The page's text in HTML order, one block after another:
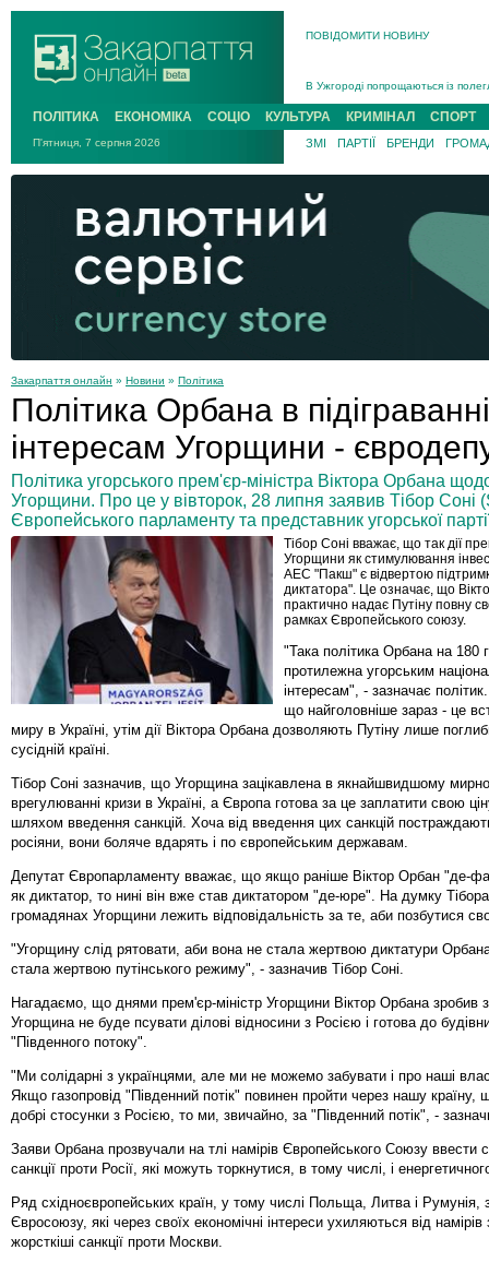
ПОВІДОМИТИ НОВИНУ
В Ужгороді попрощаються із
В Ужгороді 5 серпня
Підтвердили загибель
На війні з рф поліг військовий з
На Хустщині внаслідок ДТП за
Інструктора районного ТЦК на
ПОЛІТИКА ЕКОНОМІКА СОЦІО КУЛЬТУРА КРИМІНАЛ СПОРТ
П'ятниця, 7 серпня 2026 ЗМІ ПАРТІЇ БРЕНДИ
Закарпаття онлайн » Новини » Політика
Політика Орбана в
інтересам Угорщини -
Політика угорського прем'єр-міністра Віктора Орбана
Угорщини. Про це у вівторок, 28 липня заявив Тібор Соні
Європейського парламенту та представник угорської
Тібор Соні вважає, що так дії
Угорщини як стимулювання
АЕС "Пакш" є відвертою
диктатора". Це означає, що
практично надає Путіну повну
рамках Європейського союзу.
"Така політика Орбана на 180
протилежна угорським
інтересам", - зазначає
що найголовніше зараз - це
миру в Україні, утім дії Віктора Орбана дозволяють Путіну лише
сусідній країні.
Тібор Соні зазначив, що Угорщина зацікавлена в якнайшвидшому
врегулюванні кризи в Україні, а Європа готова за це заплатити свою
шляхом введення санкцій. Хоча від введення цих санкцій
росіяни, вони боляче вдарять і по європейським державам.
Депутат Європарламенту вважає, що якщо раніше Віктор Орбан "де-
як диктатор, то нині він вже став диктатором "де-юре". На думку
громадянах Угорщини лежить відповідальність за те, аби позбутися
"Угорщину слід рятовати, аби вона не стала жертвою диктатури
стала жертвою путінського режиму", - зазначив Тібор Соні.
Нагадаємо, що днями прем'єр-міністр Угорщини Віктор Орбана зробив
Угорщина не буде псувати ділові відносини з Росією і готова до
"Південного потоку".
"Ми солідарні з українцями, але ми не можемо забувати і про наші
Якщо газопровід "Південний потік" повинен пройти через нашу країну,
добрі стосунки з Росією, то ми, звичайно, за "Південний потік", -
Заяви Орбана прозвучали на тлі намірів Європейського Союзу ввести
санкції проти Росії, які можуть торкнутися, в тому числі, і
Ряд східноєвропейських країн, у тому числі Польща, Литва і Румунія,
Євросоюзу, які через своїх економічні інтереси ухиляються від
жорсткіші санкції проти Москви.